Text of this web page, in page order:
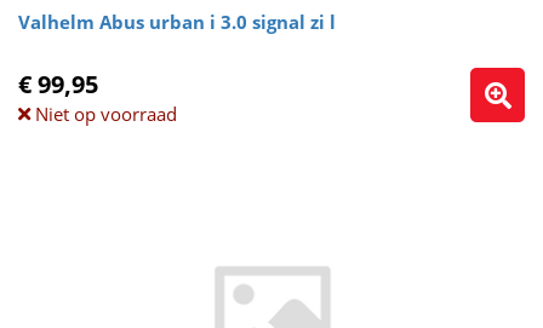
Valhelm Abus urban i 3.0 signal zi l
€ 99,95
Niet op voorraad